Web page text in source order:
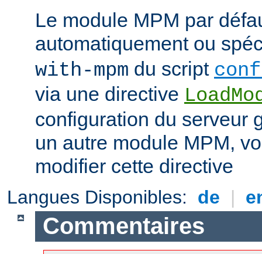
Le module MPM par
automatiquement ou
with-mpm du script
via une directive
configuration du serveur
un autre module MPM,
modifier cette directive
Langues Disponibles: de |
Commentaires